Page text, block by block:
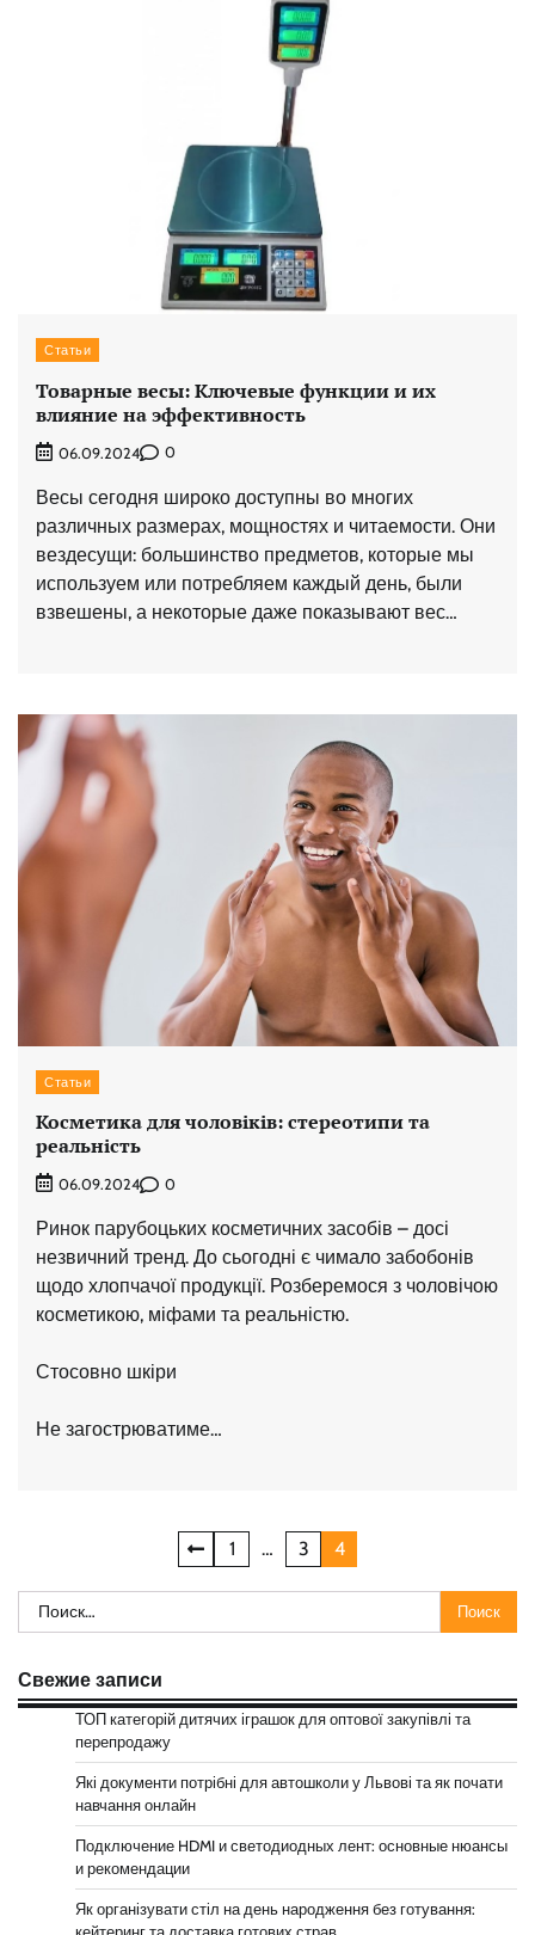
Статьи
Товарные весы: Ключевые функции и их
влияние на эффективность
06.09.2024 0
Весы сегодня широко доступны во многих
различных размерах, мощностях и читаемости. Они
вездесущи: большинство предметов, которые мы
используем или потребляем каждый день, были
взвешены, а некоторые даже показывают вес…
Статьи
Косметика для чоловіків: стереотипи та
реальність
06.09.2024 0
Ринок парубоцьких косметичних засобів – досі
незвичний тренд. До сьогодні є чимало забобонів
щодо хлопчачої продукції. Розберемося з чоловічою
косметикою, міфами та реальністю.
Стосовно шкіри
Не загострюватиме…
по
записям
1 … 3 4
Найти:
Свежие записи
ТОП категорій дитячих іграшок для оптової закупівлі та
перепродажу
Які документи потрібні для автошколи у Львові та як почати
навчання онлайн
Подключение HDMI и светодиодных лент: основные нюансы
и рекомендации
Як організувати стіл на день народження без готування: